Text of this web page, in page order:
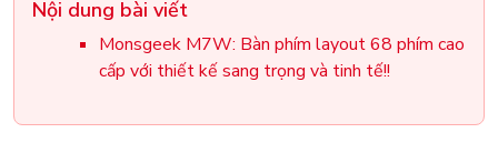
Nội dung bài viết
Monsgeek M7W: Bàn phím layout 68 phím cao
cấp với thiết kế sang trọng và tinh tế!!